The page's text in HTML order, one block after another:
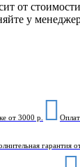
от
у
от 3000 р.
гарантия